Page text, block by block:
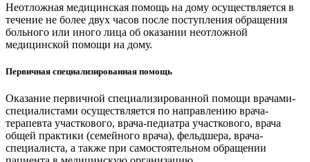
Неотложная медицинская помощь на дому осуществляется в
течение не более двух часов после поступления обращения
больного или иного лица об оказании неотложной
медицинской помощи на дому.
Первичная специализированная помощь
Оказание первичной специализированной помощи врачами-
специалистами осуществляется по направлению врача-
терапевта участкового, врача-педиатра участкового, врача
общей практики (семейного врача), фельдшера, врача-
специалиста, а также при самостоятельном обращении